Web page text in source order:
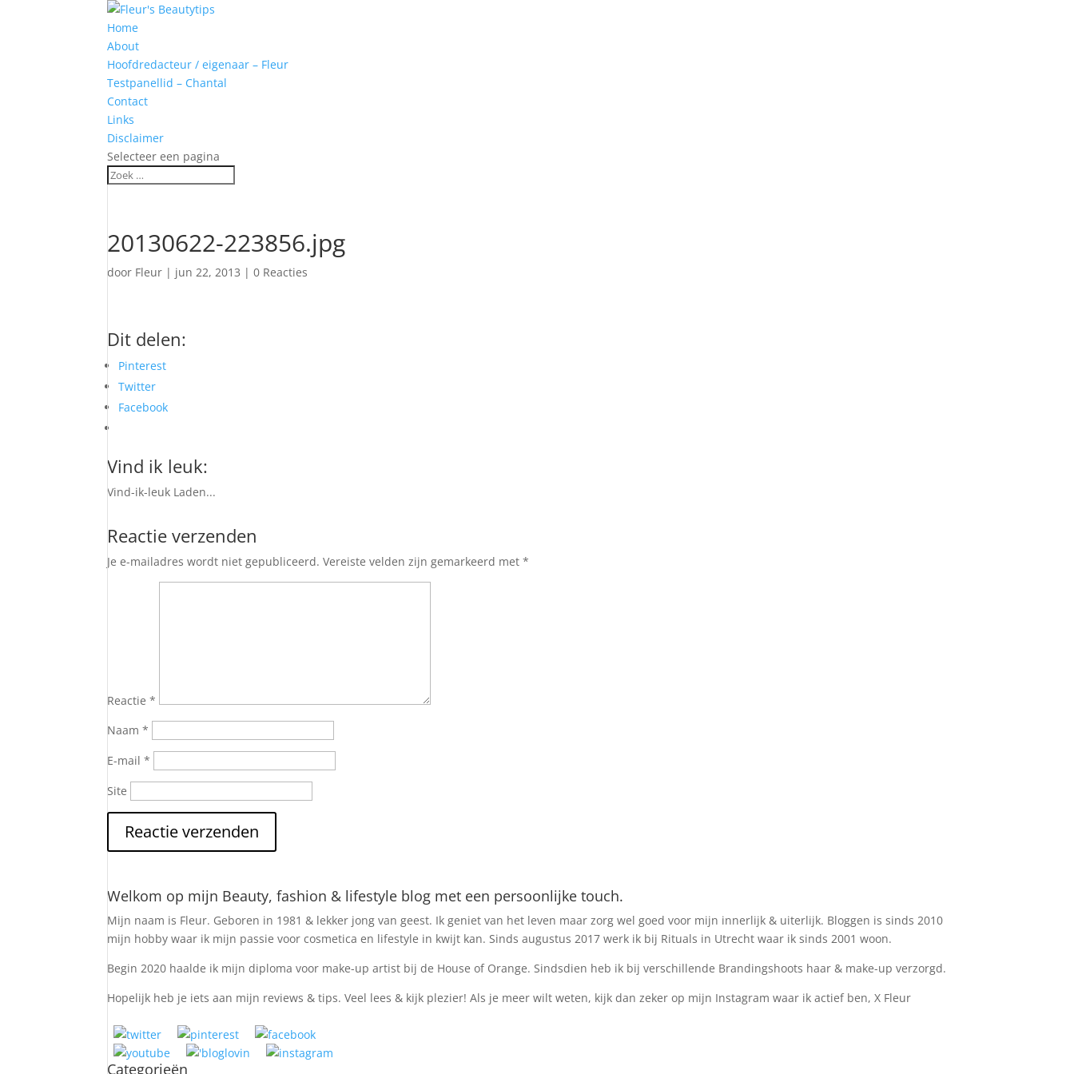
Home
About
Hoofdredacteur / eigenaar – Fleur
Testpanellid – Chantal
Contact
Links
Disclaimer
Selecteer een pagina
20130622-223856.jpg
door Fleur | jun 22, 2013 |0 Reacties
Dit delen:
Pinterest
Twitter
Facebook
Vind ik leuk:
Vind-ik-leuk Laden...
Reactie verzenden
Je e-mailadres wordt niet gepubliceerd. Vereiste velden zijn gemarkeerd met*
Reactie*
Naam*
E-mail*
Site
Welkom op mijn Beauty, fashion & lifestyle blog met een persoonlijke touch.
Mijn naam is Fleur. Geboren in 1981 & lekker jong van geest. Ik geniet van het leven maar zorg wel goed voor mijn innerlijk & uiterlijk. Bloggen is sinds 2010
mijn hobby waar ik mijn passie voor cosmetica en lifestyle in kwijt kan. Sinds augustus 2017 werk ik bij Rituals in Utrecht waar ik sinds 2001 woon.
Begin 2020 haalde ik mijn diploma voor make-up artist bij de House of Orange. Sindsdien heb ik bij verschillende Brandingshoots haar & make-up verzorgd.
Hopelijk heb je iets aan mijn reviews & tips. Veel lees & kijk plezier! Als je meer wilt weten, kijk dan zeker op mijn Instagram waar ik actief ben, X Fleur
Categorieën